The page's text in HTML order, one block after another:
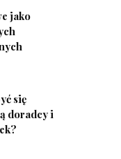
jako
się
doradcy i